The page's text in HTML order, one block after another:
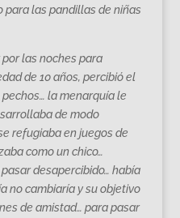
para las pandillas de niñas
las noches para
de 10 años, percibió el
la menarquía le
de modo
refugiaba en juegos de
como un chico…
desapercibido… había
no cambiaría y su objetivo
de amistad… para pasar